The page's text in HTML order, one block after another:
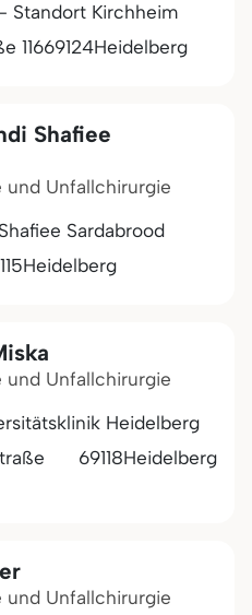
Standort Kirchheim
11669124Heidelberg
Shafiee
und Unfallchirurgie
Sardabrood
Heidelberg
und Unfallchirurgie
Heidelberg
69118Heidelberg
und Unfallchirurgie